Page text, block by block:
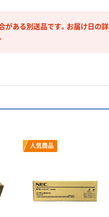
がある別送品です。お届け日の詳
人気商品